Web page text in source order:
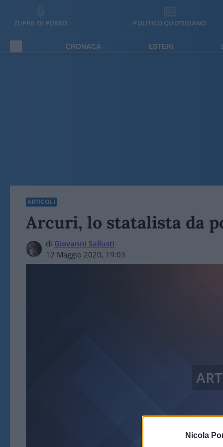
Nicola
ZUPPA DI PORRO POLITICO QUOTIDIANO
CRONACA ESTERI
ARTICOLI
Arcuri, lo statalista da
di Giovanni Sallusti
12 Maggio 2020, 19:03